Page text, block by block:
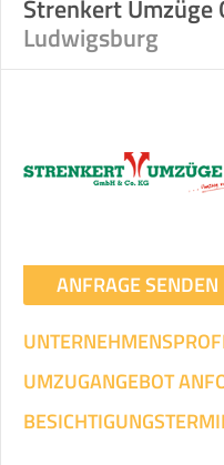
Strenkert Umzüge
Ludwigsburg
ANFRAGE SENDEN
UMZUGANGEBOT